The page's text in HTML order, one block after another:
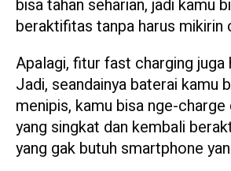
bisa tahan seharian, jadi kamu
beraktifitas tanpa harus mikirin
Apalagi, fitur fast charging juga
Jadi, seandainya baterai kamu
menipis, kamu bisa nge-
yang singkat dan kembali
yang gak butuh smartphone